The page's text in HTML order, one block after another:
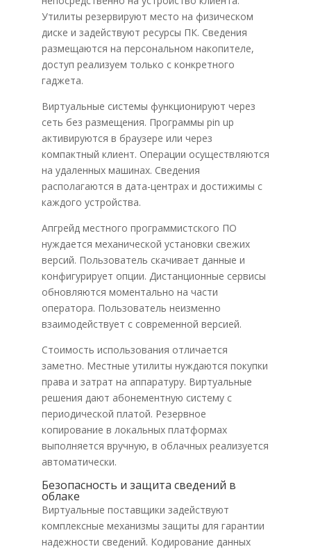
Утилиты резервируют место на физическом
диске и задействуют ресурсы ПК. Сведения
размещаются на персональном накопителе,
доступ реализуем только с конкретного
гаджета.
Виртуальные системы функционируют через
сеть без размещения. Программы pin up
активируются в браузере или через
компактный клиент. Операции осуществляются
на удаленных машинах. Сведения
располагаются в дата-центрах и достижимы с
каждого устройства.
Апгрейд местного программистского ПО
нуждается механической установки свежих
версий. Пользователь скачивает данные и
конфигурирует опции. Дистанционные сервисы
обновляются моментально на части
оператора. Пользователь неизменно
взаимодействует с современной версией.
Стоимость использования отличается
заметно. Местные утилиты нуждаются покупки
права и затрат на аппаратуру. Виртуальные
решения дают абонементную систему с
периодической платой. Резервное
копирование в локальных платформах
выполняется вручную, в облачных реализуется
автоматически.
Безопасность и защита сведений в
облаке
Виртуальные поставщики задействуют
комплексные механизмы защиты для гарантии
надежности сведений. Кодирование данных